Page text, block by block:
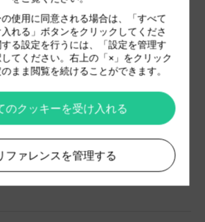
THE SEAT OF THE
SUPERVELOCE 1000
使用に同意される場合は、「すべて
れる」ボタンをクリックしてくださ
る設定を行うには、「設定を管理す
てください。右上の「×」をクリック
まま閲覧を続けることができます。
のクッキーを受け入れる
ファレンスを管理する